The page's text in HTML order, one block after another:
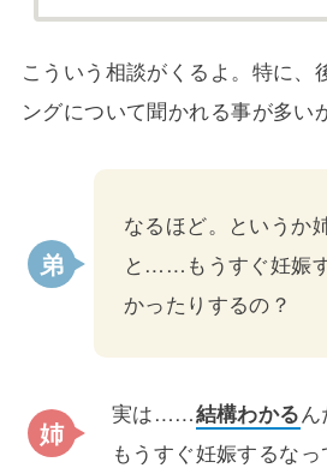
こういう相談がくるよ。特に、
ングについて聞かれる事が多い
なるほど。というか
と……もうすぐ妊娠
かったりするの？
実は……結構わかるん
もうすぐ妊娠するなっ